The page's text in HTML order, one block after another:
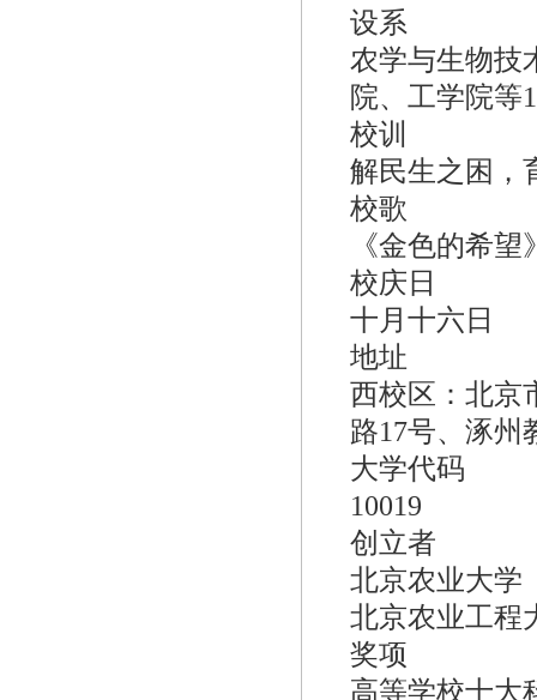
设系
农学与生物技
院、工学院等
校训
解民生之困，
校歌
《金色的希望
校庆日
十月十六日
地址
西校区：北京
路17号、涿州
大学代码
10019
创立者
北京农业大学
北京农业工程
奖项
高等学校十大